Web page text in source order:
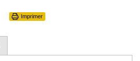
Imprimer